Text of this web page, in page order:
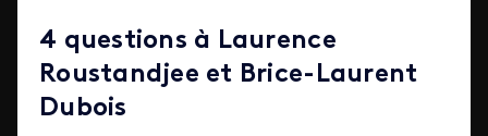
4 questions à Laurence
Roustandjee et Brice-Laurent
Dubois